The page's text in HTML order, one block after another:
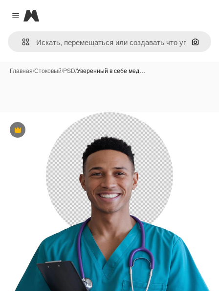
Close menu
Magnific
Поиск
Главная/Стоковый/PSD/Уверенный в себе мед…
Премиум